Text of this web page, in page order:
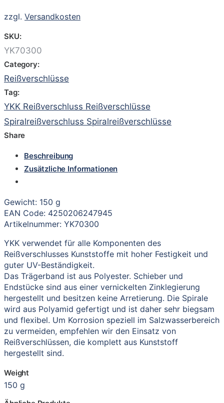
zzgl. Versandkosten
SKU:
YK70300
Category:
Reißverschlüsse
Tag:
YKK Reißverschluss Reißverschlüsse
Spiralreißverschluss Spiralreißverschlüsse
Share
Beschreibung
Zusätzliche Informationen
Gewicht: 150 g
EAN Code: 4250206247945
Artikelnummer: YK70300
YKK verwendet für alle Komponenten des
Reißverschlusses Kunststoffe mit hoher Festigkeit und
guter UV-Beständigkeit.
Das Trägerband ist aus Polyester. Schieber und
Endstücke sind aus einer vernickelten Zinklegierung
hergestellt und besitzen keine Arretierung. Die Spirale
wird aus Polyamid gefertigt und ist daher sehr biegsam
und flexibel. Um Korrosion speziell im Salzwasserbereich
zu vermeiden, empfehlen wir den Einsatz von
Reißverschlüssen, die komplett aus Kunststoff
hergestellt sind.
Weight
150 g